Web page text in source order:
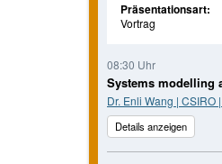
Präsentationsart:
Vortrag
08:30 Uhr
Systems modelling
Dr. Enli Wang | CSIRO
Details anzeigen